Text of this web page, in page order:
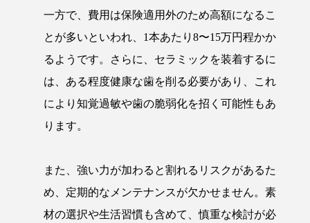
一方で、費用は保険適用外のため高額になるこ
とが多いといわれ、1本あたり8〜15万円程かか
るようです。さらに、セラミックを装着するに
は、ある程度健康な歯を削る必要があり、これ
により知覚過敏や歯の脆弱化を招く可能性もあ
ります。
また、強い力が加わると割れるリスクがあるた
め、定期的なメンテナンスが欠かせません。素
材の選択や生活習慣も含めて、慎重な検討が必